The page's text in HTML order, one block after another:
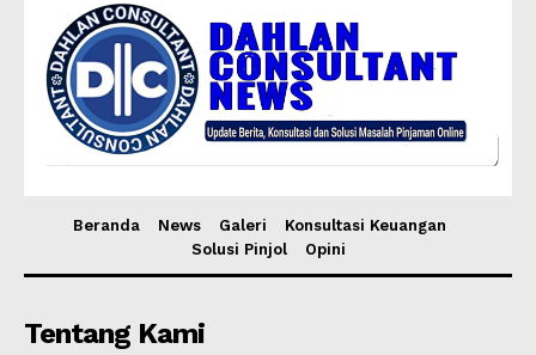
Beranda News Galeri
Konsultasi Keuangan
Solusi Pinjol
Opini
Tentang Kami